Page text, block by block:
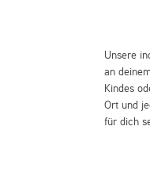
Unsere
an
Kindes
Ort und
für dich